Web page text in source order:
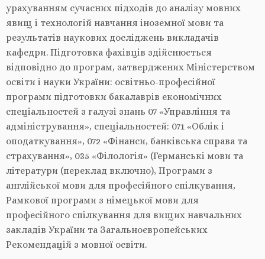
урахуванням сучасних підходів до аналізу мовних
явищ і технологій навчання іноземної мови та
результатів наукових досліджень викладачів
кафедри. Підготовка фахівців здійснюється
відповідно до програм, затверджених Міністерством
освіти і науки України: освітньо-професійної
програми підготовки бакалаврів економічних
спеціальностей з галузі знань 07 «Управління та
адміністрування», спеціальностей: 071 «Облік і
оподаткування», 072 «Фінанси, банківська справа та
страхування», 035 «Філологія» (Германські мови та
літератури (переклад включно), Програми з
англійської мови для професійного спілкування,
Рамкової програми з німецької мови для
професійного спілкування для вищих навчальних
закладів України та Загальноєвропейських
Рекомендацій з мовної освіти.